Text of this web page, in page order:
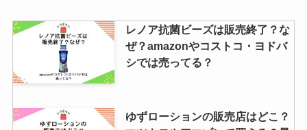
【kose】カールキープマジックは
レノア抗菌ビーズは販売終了？な
ぜ？amazonやコストコ・ヨドバ
シでは売ってる？
ゆずローションの販売店はどこ？